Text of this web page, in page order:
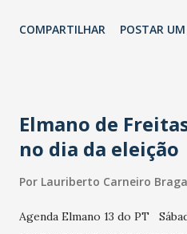
inserções de 1 minuto a ser...
não apresentaram na íntegra
Comunicação da coligação
COMPARTILHAR POSTAR
Elmano de
no dia da eleição
Por Lauriberto Carneiro Braga
Agenda Elmano 13 do PT